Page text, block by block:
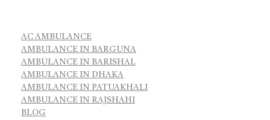
AC AMBULANCE
AMBULANCE IN BARGUNA
AMBULANCE IN BARISHAL
AMBULANCE IN DHAKA
AMBULANCE IN PATUAKHALI
AMBULANCE IN RAJSHAHI
BLOG